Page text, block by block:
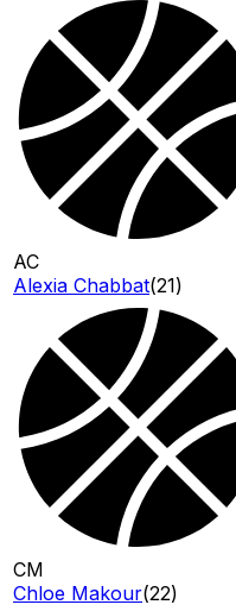
AC
Alexia Chabbat(21)
CM
Chloe Makour(22)